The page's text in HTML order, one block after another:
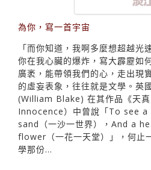
為你，寫一首宇宙
「而你知道，我啊多麼想超越光
你在我心臟的爆炸，寫大霹靂如
廣袤，能帶領我們的心，走出現
的虛妄表象，往往就是文學。英
(William Blake) 在其作品《天
Innocence）中曾說「To see
sand（一沙一世界），And a
flower（一花一天堂）」，何止